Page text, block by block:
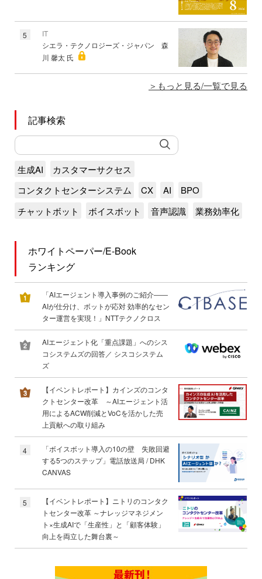
5
IT
シエラ・テクノロジーズ・ジャパン 森
川 馨太 氏
もっと見る/一覧で見る
記事検索
生成AI
カスタマーサクセス
コンタクトセンターシステム
CX AI
BPO
チャットボット
ボイスボット 音声認識 業務効率化
ホワイトペーパー/E-Book
ランキング
「AIエージェント導入事例のご紹介――
AIが仕分け、ボットが応対 効率的なセン
ター運営を実現！」NTTテクノクロス
AIエージェント化「重点課題」へのシス
コシステムズの回答／ シスコシステム
ズ
【イベントレポート】カインズのコンタ
クトセンター改革 ～AIエージェント活
用によるACW削減とVoCを活かした売
上貢献への取り組み
4
「ボイスボット導入の10の壁 失敗回避
する5つのステップ」電話放送局 / DHK
CANVAS
5
【イベントレポート】ニトリのコンタク
トセンター改革 ～ナレッジマネジメン
ト×生成AIで「生産性」と「顧客体験」
向上を両立した舞台裏～